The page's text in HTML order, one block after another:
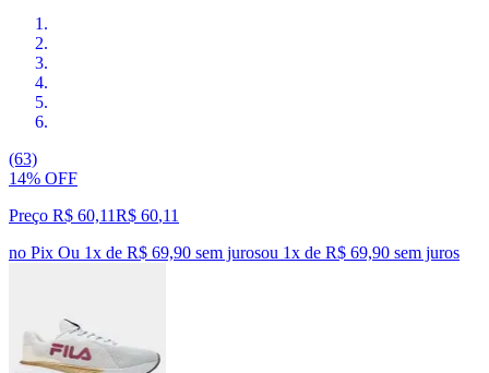
(63)
14% OFF
Preço R$ 60,11R$ 60,11
no Pix Ou 1x de R$ 69,90 sem jurosou 1x de R$ 69,90 sem juros